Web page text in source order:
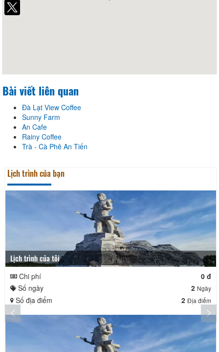
Bài viết liên quan
Đà Lạt View Coffee
Sunny Farm
An Cafe
Rainy Coffee
Trà - Cà Phê An Tiến
Lịch trình của bạn
Lịch trình của tôi
Chi phí
0 đ
Số ngày
2 Ngày
Số địa điểm 2 Địa điểm
Facebook